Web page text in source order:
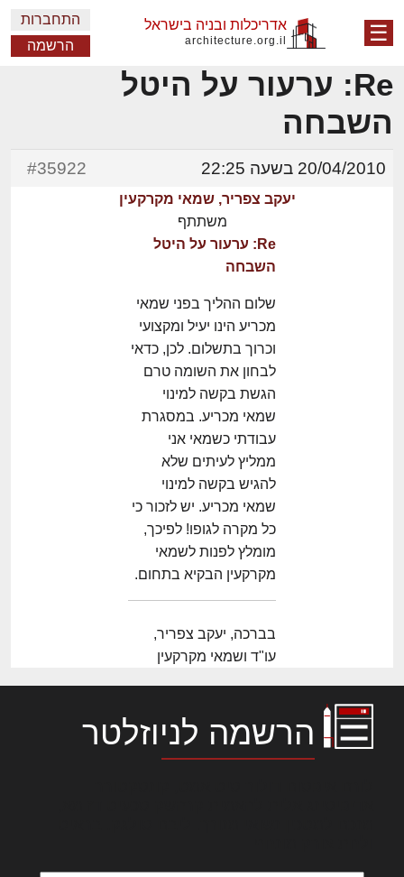
☰ אדריכלות ובניה בישראל
architecture.org.il
התחברות
הרשמה
Re: ערעור על היטל
השבחה
20/04/2010 בשעה 22:25 #35922
יעקב צפריר, שמאי מקרקעין
משתתף
Re: ערעור על היטל
השבחה
שלום ההליך בפני שמאי
מכריע הינו יעיל ומקצועי
וכרוך בתשלום. לכן, כדאי
לבחון את השומה טרם
הגשת בקשה למינוי
שמאי מכריע. במסגרת
עבודתי כשמאי אני
ממליץ לעיתים שלא
להגיש בקשה למינוי
שמאי מכריע. יש לזכור כי
כל מקרה לגופו! לפיכך,
מומלץ לפנות לשמאי
מקרקעין הבקיא בתחום.
בברכה, יעקב צפריר,
עו"ד ושמאי מקרקעין
הרשמה לניוזלטר